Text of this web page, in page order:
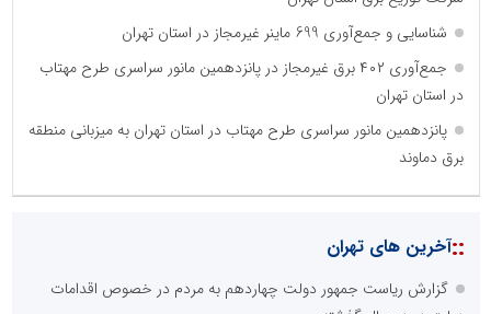
شناسایی و جمع‌آوری 699 ماینر غیرمجاز در استان تهران
جمع‌آوری ۴۰۲ برق غیرمجاز در پانزدهمین مانور سراسری طرح مهتاب
در استان تهران
پانزدهمین مانور سراسری طرح مهتاب در استان تهران به میزبانی منطقه
برق دماوند
::آخرین های تهران
گزارش ریاست جمهور دولت چهاردهم به مردم در خصوص اقدامات